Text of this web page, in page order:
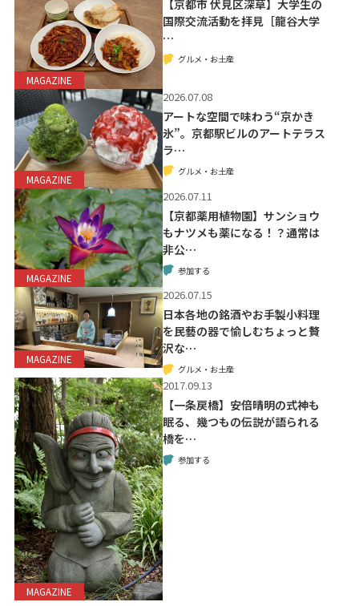
MAGAZINE
【京都市 伏見区深草】大学生の
国際交流活動を拝見［龍谷大学
…
グルメ・お土産
MAGAZINE
2026.07.08
アートな空間で味わう“京かき
氷”。京都駅ビルのアートテラス
ラ…
グルメ・お土産
MAGAZINE
2026.07.11
【京都薬用植物園】サンショウ
もナツメも薬になる！？通常は
非公…
参加する
MAGAZINE
2026.07.15
日本各地の銘酒やお手製小料理
を民藝の器で愉しむちょっと贅
沢な…
グルメ・お土産
MAGAZINE
2017.09.13
【一条戻橋】安倍晴明の式神も
眠る、幾つもの伝説が語られる
橋を…
参加する